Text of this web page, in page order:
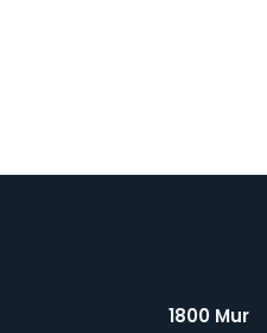
1800 Mur